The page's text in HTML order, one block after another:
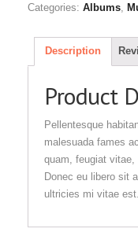
Categories: Albums
Description
Product
Pellentesque
malesuada fames
quam, feugiat
Donec eu libero sit
ultricies mi vitae